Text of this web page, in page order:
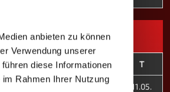
anbieten zu können
Verwendung unserer
diese Informationen
Rahmen Ihrer Nutzung
Spieler # T
2
11.05.